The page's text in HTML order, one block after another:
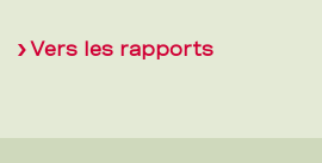
Vers les rapports